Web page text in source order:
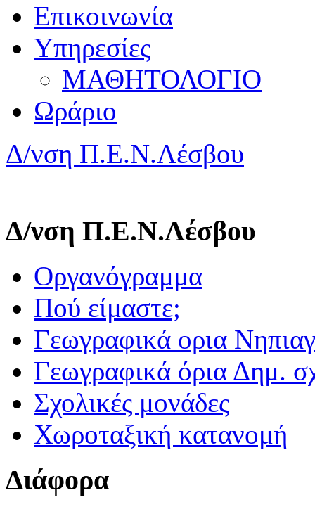
Επικοινωνία
Υπηρεσίες
ΜΑΘΗΤΟΛΟΓΙΟ
Ωράριο
Δ/νση Π.Ε.Ν.Λέσβου
Δ/νση Π.Ε.Ν.Λέσβου
Οργανόγραμμα
Πού είμαστε;
Γεωγραφικά ορια
Γεωγραφικά όρια Δημ.
Σχολικές μονάδες
Χωροταξική κατανομή
Διάφορα